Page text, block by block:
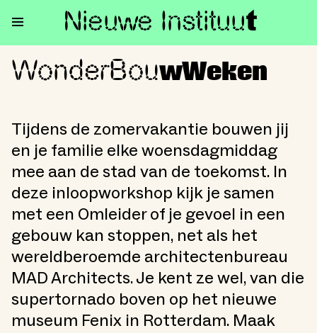
Nieuwe Instituut
WonderBouwWeken
WonderBouwWeken
Tijdens de zomervakantie bouwen jij
en je familie elke woensdagmiddag
mee aan de stad van de toekomst. In
deze inloopworkshop kijk je samen
met een Omleider of je gevoel in een
gebouw kan stoppen, net als het
wereldberoemde architectenbureau
MAD Architects. Je kent ze wel, van die
supertornado boven op het nieuwe
museum Fenix in Rotterdam. Maak